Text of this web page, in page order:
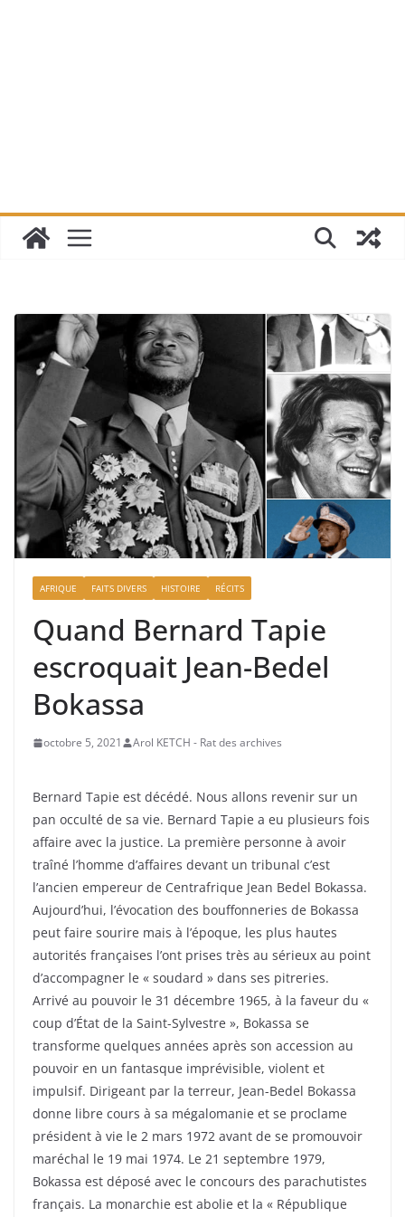
AFRIQUE FAITS DIVERS HISTOIRE RÉCITS
Quand Bernard Tapie
escroquait Jean-Bedel
Bokassa
octobre 5, 2021 Arol KETCH - Rat des archives
Bernard Tapie est décédé. Nous allons revenir sur un
pan occulté de sa vie. Bernard Tapie a eu plusieurs fois
affaire avec la justice. La première personne à avoir
traîné l’homme d’affaires devant un tribunal c’est
l’ancien empereur de Centrafrique Jean Bedel Bokassa.
Aujourd’hui, l’évocation des bouffonneries de Bokassa
peut faire sourire mais à l’époque, les plus hautes
autorités françaises l’ont prises très au sérieux au point
d’accompagner le « soudard » dans ses pitreries.
Arrivé au pouvoir le 31 décembre 1965, à la faveur du «
coup d’État de la Saint-Sylvestre », Bokassa se
transforme quelques années après son accession au
pouvoir en un fantasque imprévisible, violent et
impulsif. Dirigeant par la terreur, Jean-Bedel Bokassa
donne libre cours à sa mégalomanie et se proclame
président à vie le 2 mars 1972 avant de se promouvoir
maréchal le 19 mai 1974. Le 21 septembre 1979,
Bokassa est déposé avec le concours des parachutistes
français. La monarchie est abolie et la « République